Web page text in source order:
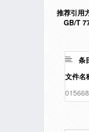
推荐引用
GB/T
条
文件名